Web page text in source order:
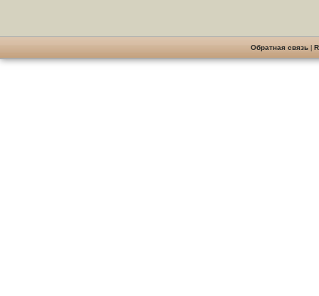
Обратная связь